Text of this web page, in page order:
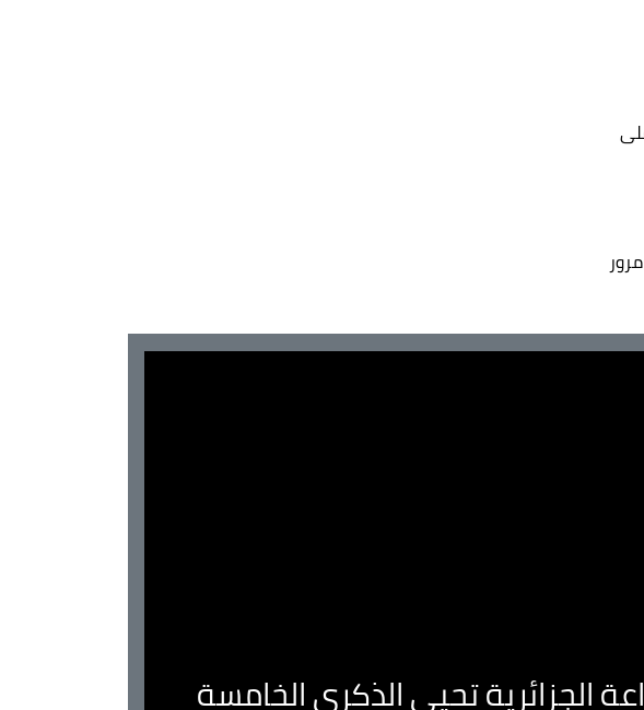
مرور
الجزائرية تحيي الذكرى الخامسة